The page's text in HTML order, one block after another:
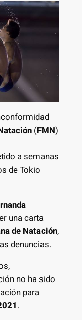
(FMN)
a semanas
de Tokio
una carta
de Natación,
denuncias.
no ha sido
para
.